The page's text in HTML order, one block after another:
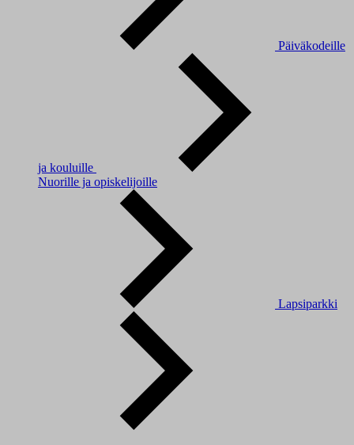
Päiväkodeille
ja kouluille
Nuorille ja opiskelijoille
Lapsiparkki